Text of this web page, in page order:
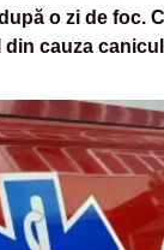
o zi de foc.
din cauza